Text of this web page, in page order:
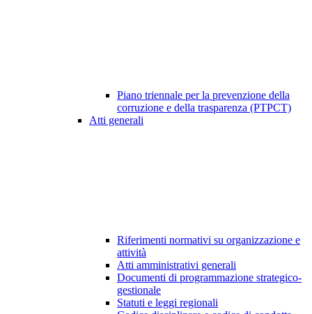
Piano triennale per la prevenzione della
corruzione e della trasparenza (PTPCT)
Atti generali
Riferimenti normativi su organizzazione e
attività
Atti amministrativi generali
Documenti di programmazione strategico-
gestionale
Statuti e leggi regionali